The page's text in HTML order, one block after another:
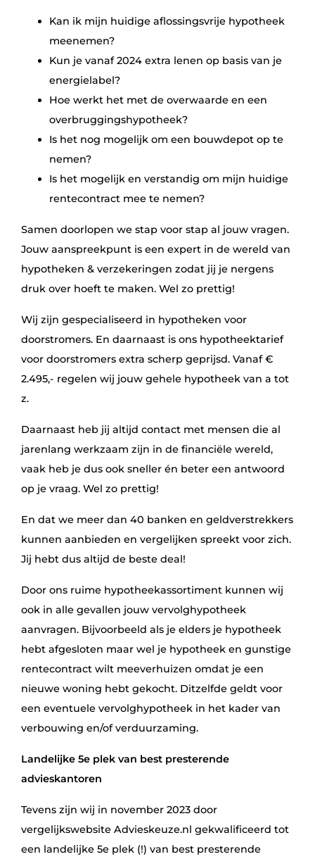
Kan ik mijn huidige aflossingsvrije hypotheek
meenemen?
Kun je vanaf 2024 extra lenen op basis van je
energielabel?
Hoe werkt het met de overwaarde en een
overbruggingshypotheek?
Is het nog mogelijk om een bouwdepot op te
nemen?
Is het mogelijk en verstandig om mijn huidige
rentecontract mee te nemen?
Samen doorlopen we stap voor stap al jouw vragen.
Jouw aanspreekpunt is een expert in de wereld van
hypotheken & verzekeringen zodat jij je nergens
druk over hoeft te maken. Wel zo prettig!
Wij zijn gespecialiseerd in hypotheken voor
doorstromers. En daarnaast is ons hypotheektarief
voor doorstromers extra scherp geprijsd. Vanaf €
2.495,- regelen wij jouw gehele hypotheek van a tot
z.
Daarnaast heb jij altijd contact met mensen die al
jarenlang werkzaam zijn in de financiële wereld,
vaak heb je dus ook sneller én beter een antwoord
op je vraag. Wel zo prettig!
En dat we meer dan 40 banken en geldverstrekkers
kunnen aanbieden en vergelijken spreekt voor zich.
Jij hebt dus altijd de beste deal!
Door ons ruime hypotheekassortiment kunnen wij
ook in alle gevallen jouw vervolghypotheek
aanvragen. Bijvoorbeeld als je elders je hypotheek
hebt afgesloten maar wel je hypotheek en gunstige
rentecontract wilt meeverhuizen omdat je een
nieuwe woning hebt gekocht. Ditzelfde geldt voor
een eventuele vervolghypotheek in het kader van
verbouwing en/of verduurzaming.
Landelijke 5e plek van best presterende
advieskantoren
Tevens zijn wij in november 2023 door
vergelijkswebsite Advieskeuze.nl gekwalificeerd tot
een landelijke 5e plek (!) van best presterende